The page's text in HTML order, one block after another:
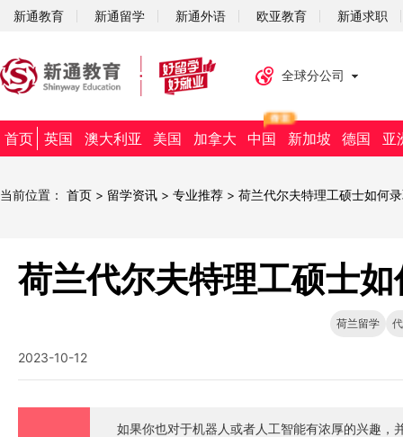
新通教育 新通留学 新通外语 欧亚教育 新通求职
全球分公司
首页 英国 澳大利亚 美国 加拿大 中国 新加坡 德国 亚
当前位置： 首页 > 留学资讯 > 专业推荐 > 荷兰代尔夫特理工硕士如何
荷兰代尔夫特理工硕士
荷兰留学
2023-10-12
如果你也对于机器人或者人工智能有浓厚的兴趣